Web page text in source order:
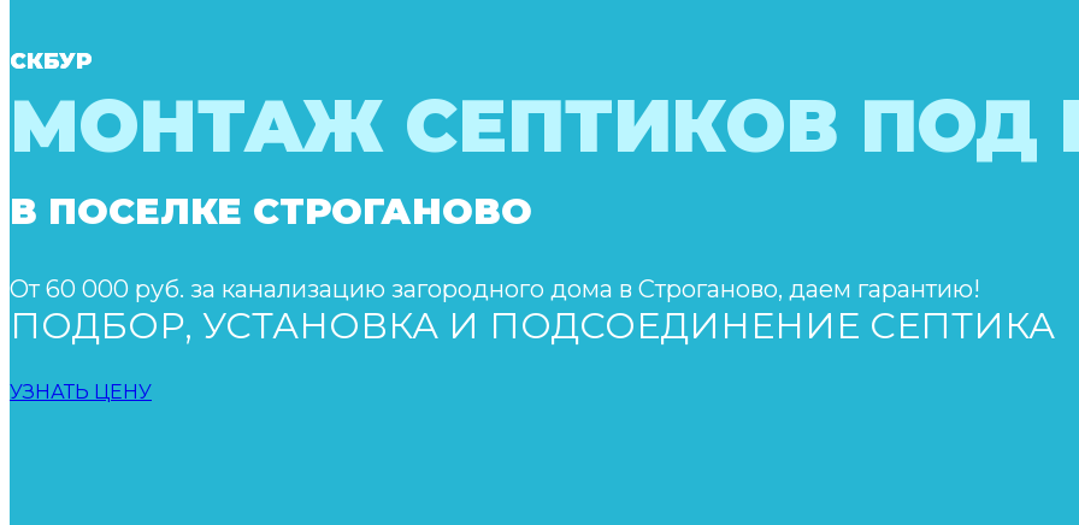
СКБУР
МОНТАЖ СЕПТИКОВ ПОД
В ПОСЕЛКЕ СТРОГАНОВО
От 60 000 руб. за канализацию загородного дома в Строганово, даем гарантию!
ПОДБОР, УСТАНОВКА И ПОДСОЕДИНЕНИЕ СЕПТИКА
УЗНАТЬ ЦЕНУ